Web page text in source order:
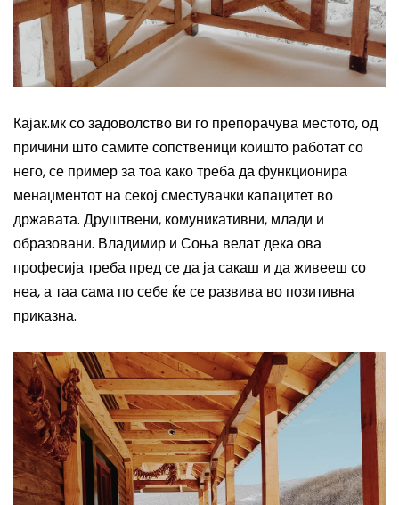
Кајак.мк со задоволство ви го препорачува местото, од
причини што самите сопственици коишто работат со
него, се пример за тоа како треба да функционира
менаџментот на секој сместувачки капацитет во
државата. Друштвени, комуникативни, млади и
образовани. Владимир и Соња велат дека ова
професија треба пред се да ја сакаш и да живееш со
неа, а таа сама по себе ќе се развива во позитивна
приказна.